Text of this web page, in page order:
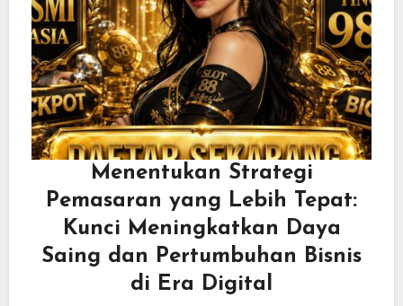
Menentukan Strategi
Pemasaran yang Lebih Tepat:
Kunci Meningkatkan Daya
Saing dan Pertumbuhan Bisnis
di Era Digital